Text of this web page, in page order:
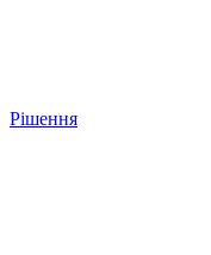
Рішення